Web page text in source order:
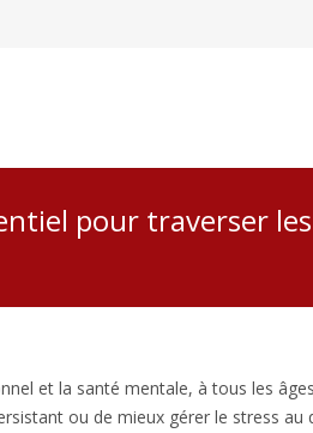
pour traverser
et la santé mentale, à tous les âges
ou de mieux gérer le stress au